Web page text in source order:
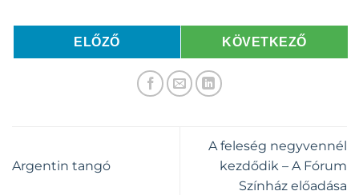
ELŐZŐ KÖVETKEZŐ
Argentin tangó
A feleség negyvennél
kezdődik – A Fórum
Színház előadása